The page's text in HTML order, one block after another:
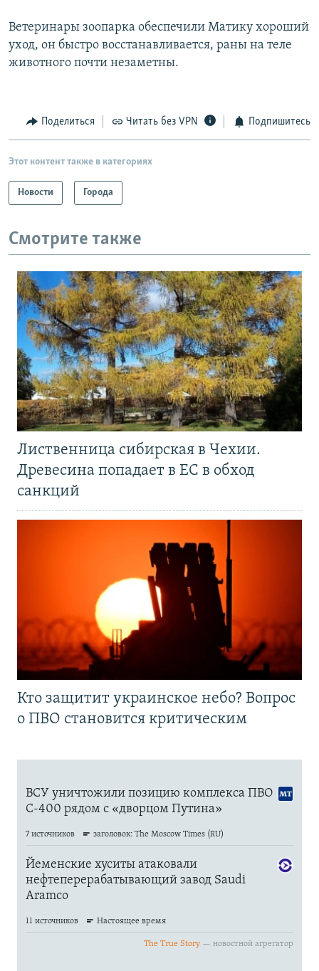
Ветеринары зоопарка обеспечили Матику хороший
уход, он быстро восстанавливается, раны на теле
животного почти незаметны.
Поделиться Читать без VPN Подпишитесь
Этот контент также в категориях
Новости Города
Смотрите также
Лиственница сибирская в Чехии.
Древесина попадает в ЕС в обход
санкций
Кто защитит украинское небо? Вопрос
о ПВО становится критическим